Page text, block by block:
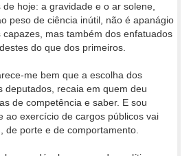
hoje: a gravidade e o ar solene,
peso de ciência inútil, não é apanágio
mas também dos enfatuados
do que dos primeiros.
me bem que a escolha dos
deputados, recaia em quem deu
de competência e saber. E sou
ao exercício de cargos públicos vai
de porte e de comportamento.